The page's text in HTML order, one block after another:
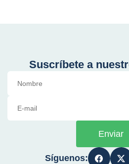
Suscríbete a
Enviar
Síguenos: